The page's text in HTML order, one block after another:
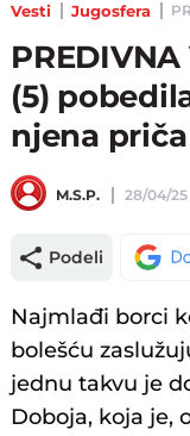
Vesti Jugosfera
(5)
njena
M.S.P. 28/04/25
Podeli
Najmlađi borci
bolešću
jednu takvu je
Doboja, koja je,